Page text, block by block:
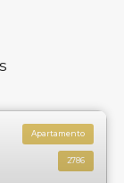
Apartamento
2786